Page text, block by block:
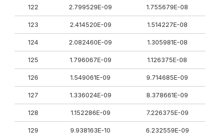
122 2.799529E-09 1.755679E-08
123 2.414520E-09 1.514227E-08
124 2.082460E-09 1.305981E-08
125 1.796067E-09 1.126375E-08
126 1.549061E-09 9.714685E-09
127 1.336024E-09 8.378661E-09
128 1.152286E-09 7.226375E-09
129 9.938163E-10 6.232559E-09